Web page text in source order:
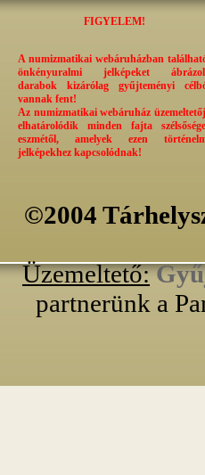
FIGYELEM!
A numizmatikai webáruházban
önkényuralmi jelképeket
darabok kizárólag gyűjteményi
vannak fent!
Az numizmatikai webáruház
elhatárolódik minden fajta
eszmétől, amelyek ezen
jelképekhez kapcsolódnak!
©2004
Üzemeltető:
partnerünk a